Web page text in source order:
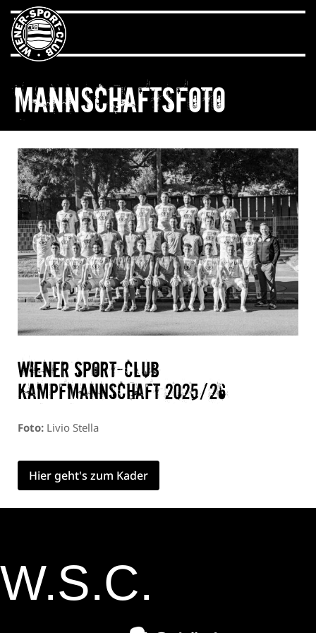
Mannschaftsfoto
Wiener Sport-Club
Kampfmannschaft 2025/26
Foto: Livio Stella
Hier geht's zum Kader
W.S.C.